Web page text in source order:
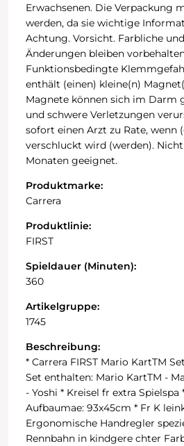
Erwachsenen. Die Verpackung
werden, da sie wichtige
Achtung. Vorsicht. Farbliche
Änderungen bleiben
Funktionsbedingte
enthält (einen) kleine(n)
Magnete können sich im Darm
und schwere Verletzungen
sofort einen Arzt zu Rate, wenn
verschluckt wird (werden).
Monaten geeignet.
Produktmarke:
Carrera
Produktlinie:
FIRST
Spieldauer (Minuten):
360
Artikelgruppe:
1745
Beschreibung:
* Carrera FIRST Mario KartTM
Set enthalten: Mario KartTM -
- Yoshi * Kreisel fr extra
Aufbaumae: 93x45cm * Fr K
Ergonomische Handregler
Rennbahn in kindgere chter